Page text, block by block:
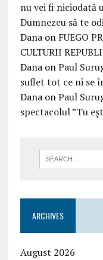
nu vei fi niciodată
Dumnezeu să te
Danaon FUEGO
CULTURII
DanaonPaul
suflet tot ce ni se
DanaonPaul
spectacolul ”Tu
ARCHIVES
August 2026